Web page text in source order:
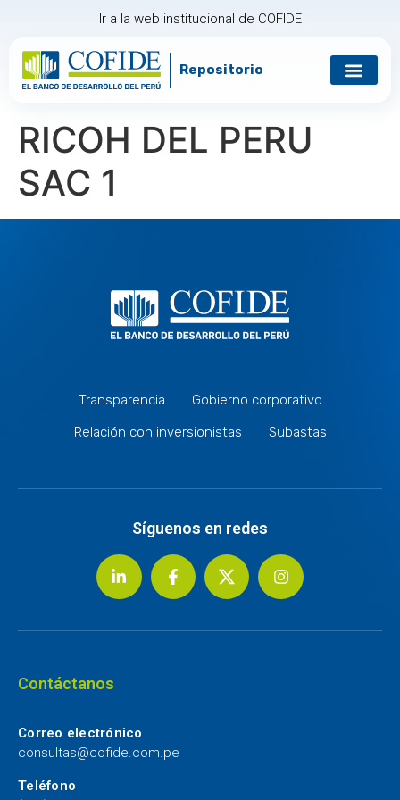
Ir a la web institucional de COFIDE
Repositorio
RICOH DEL PERU
SAC 1
Transparencia
Gobierno corporativo
Relación con inversionistas
Subastas
Síguenos en redes
Contáctanos
Correo electrónico
consultas@cofide.com.pe
Teléfono